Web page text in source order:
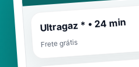
Ultragaz * • 24 min
Frete grátis